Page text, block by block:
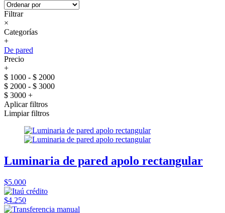
Filtrar
×
Categorías
+
De pared
Precio
+
$ 1000 - $ 2000
$ 2000 - $ 3000
$ 3000 +
Aplicar filtros
Limpiar filtros
Luminaria de pared apolo rectangular
$5.000
$4.250